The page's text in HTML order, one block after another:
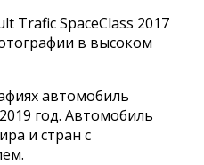
Trafic SpaceClass 2017
в высоком
автомобиль
год. Автомобиль
и стран с